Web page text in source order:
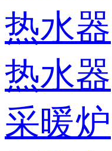
热水器
热水器
采暖炉